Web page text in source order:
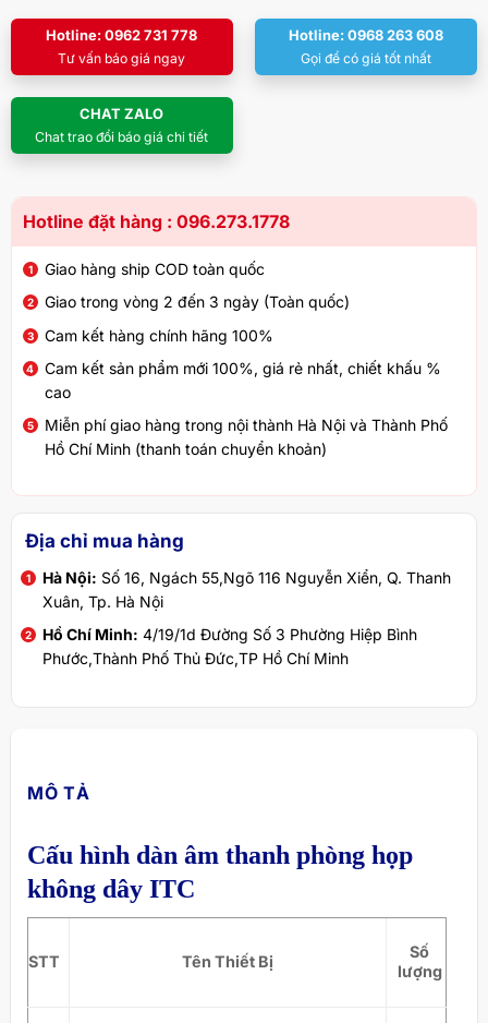
Hotline: 0962 731 778
Tư vấn báo giá ngay
Hotline: 0968 263 608
Gọi để có giá tốt nhất
CHAT ZALO
Chat trao đổi báo giá chi tiết
Hotline đặt hàng : 096.273.1778
Giao hàng ship COD toàn quốc
Giao trong vòng 2 đến 3 ngày (Toàn quốc)
Cam kết hàng chính hãng 100%
Cam kết sản phẩm mới 100%, giá rẻ nhất, chiết khấu %
cao
Miễn phí giao hàng trong nội thành Hà Nội và Thành Phố
Hồ Chí Minh (thanh toán chuyển khoản)
Địa chỉ mua hàng
Hà Nội: Số 16, Ngách 55,Ngõ 116 Nguyễn Xiển, Q. Thanh
Xuân, Tp. Hà Nội
Hồ Chí Minh: 4/19/1d Đường Số 3 Phường Hiệp Bình
Phước,Thành Phố Thủ Đức,TP Hồ Chí Minh
MÔ TẢ
Cấu hình dàn âm thanh phòng họp
không dây ITC
STT Tên Thiết Bị
Số
lượng